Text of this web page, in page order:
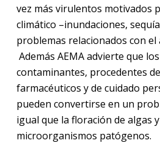
vez más virulentos motivados
climático –inundaciones,
problemas relacionados con el
Además AEMA advierte que
contaminantes, procedentes
farmacéuticos y de cuidado
pueden convertirse en un
igual que la floración de algas
microorganismos patógenos.